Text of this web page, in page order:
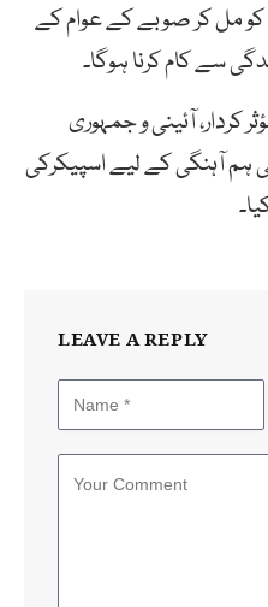
کو مل کر صوبے کے عوام کے
سے کام کرنا ہوگا۔
کردار، آئینی و جمہوری
ہم آہنگی کے لیے اسپیکرکی
LEAVE A REPLY